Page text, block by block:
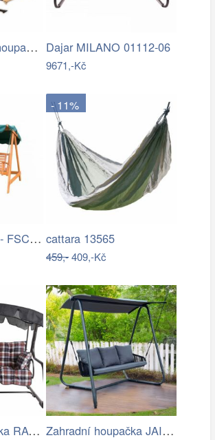
ROJA Zahradní houpačka ZW 6119 - béžová Dajar MILANO 01112-06
9671,-Kč
EDEN houpačka - FSC ROJAPLAST
- 11%
cattara 13565
459,-409,-Kč
Zahradní houpačka RAVENNA Zahradní houpačka JAIRA Tempo Kondela